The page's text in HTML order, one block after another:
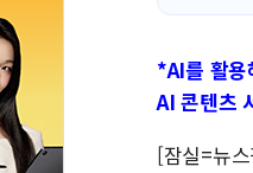
*AI를 활용
AI 콘텐츠
[잠실=뉴